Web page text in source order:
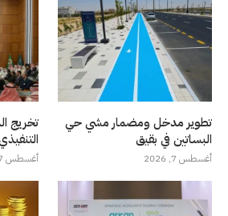
تطوير مدخل ومضمار مشي حي
البساتين في بقيق
أغسطس 7, 2026
تخريج
أغسطس 7, 2026